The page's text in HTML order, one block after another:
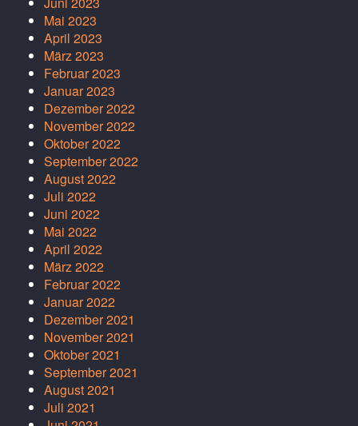
Mai 2023
April 2023
März 2023
Februar 2023
Januar 2023
Dezember 2022
November 2022
Oktober 2022
September 2022
August 2022
Juli 2022
Juni 2022
Mai 2022
April 2022
März 2022
Februar 2022
Januar 2022
Dezember 2021
November 2021
Oktober 2021
September 2021
August 2021
Juli 2021